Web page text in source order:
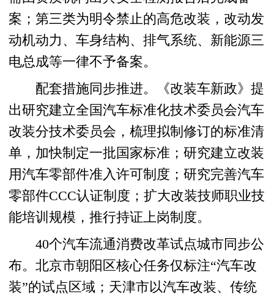
案；第三类为明令禁止的高危改装，改动发
动机动力、车身结构、排气系统、新能源三
电总成等一律不予备案。
配套措施同步推进。《改装车新政》提
出研究建立全国汽车标准化技术委员会汽车
改装分技术委员会，梳理拟制修订的标准清
单，加快制定一批国家标准；研究建立改装
用汽车零部件准入许可制度；研究完善汽车
零部件CCC认证制度；扩大改装技师职业技
能培训规模，推行持证上岗制度。
40个汽车流通消费改革试点城市同步公
布。北京市朝阳区核心任务仅标注“汽车改
装”的试点区域；天津市以汽车改装、传统